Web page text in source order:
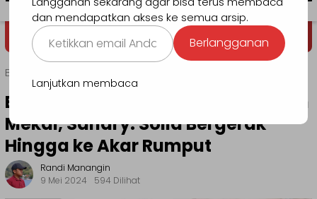
Dega' Niondon Selamat
Beranda
BMI Kotamobagu Siap Menangkan
Mekal, Sandry: Solid Bergerak
Hingga ke Akar Rumput
Randi Manangin
9 Mei 2024
594 Dilihat
dan mendapatkan akses ke semua arsip.
Ketikkan
email
Anda...
Berlangganan
Lanjutkan membaca